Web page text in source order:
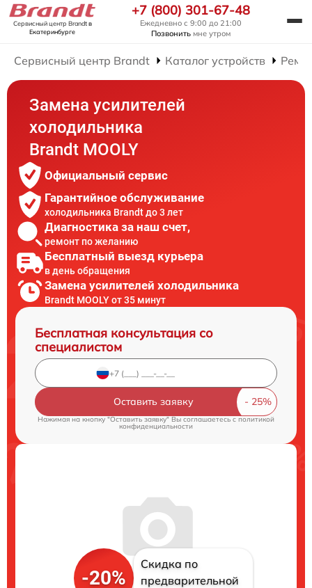
Сервисный центр Brandtв
Екатеринбурге
+7 (800) 301-67-48
Ежедневно с 9:00 до 21:00
Позвонить мне утром
Сервисный центр Brandt Каталог устройств
Замена усилителей
холодильника
Brandt MOOLY
Официальный сервис
Гарантийное обслуживание
холодильника Brandt до 3 лет
Диагностика за наш счет,
ремонт по желанию
Бесплатный выезд курьера
в день обращения
Замена усилителей холодильника
Brandt MOOLY от 35 минут
Бесплатная консультация со
специалистом
Оставить заявку
Нажимая на кнопку "Оставить заявку" Вы соглашаетесь cполитикой
конфиденциальности
-20%
Скидка по
предварительной